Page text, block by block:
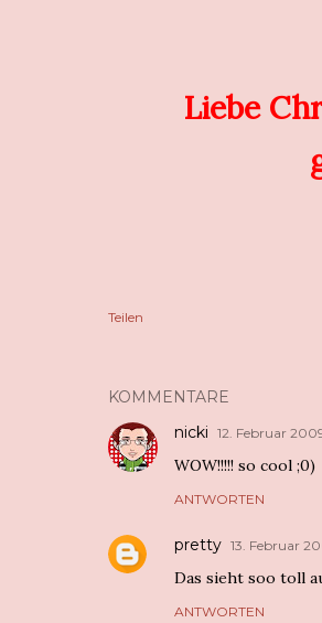
Liebe
Teilen
KOMMENTARE
nicki 12. Februar
WOW!!!!! so cool ;0)
ANTWORTEN
pretty 13. Februar
Das sieht soo toll
ANTWORTEN